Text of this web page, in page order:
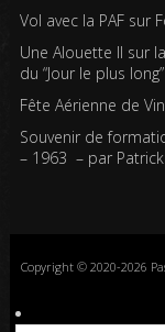
Vol avec la PAF sur
Une Alouette II sur
du “Jour le plus long”
Fête Aérienne de
Souvenir de
– 1963 – par
Copyright © 2020-2026